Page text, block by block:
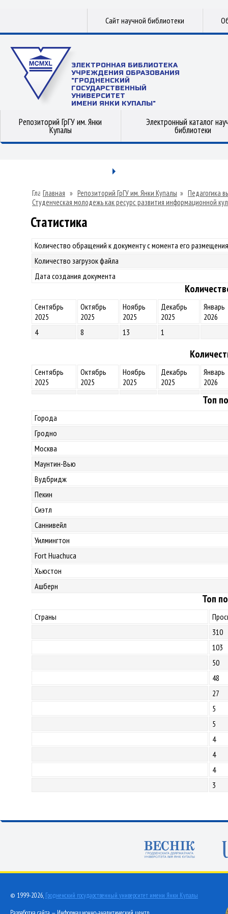
Сайт научной библиотеки
ЭЛЕКТРОННАЯ БИБЛИОТЕКА
УЧРЕЖДЕНИЯ ОБРАЗОВАНИЯ
"ГРОДНЕНСКИЙ
ГОСУДАРСТВЕННЫЙ
УНИВЕРСИТЕТ
ИМЕНИ ЯНКИ КУПАЛЫ"
Репозиторий ГрГУ им. Янки
Купалы
Электронный каталог
библиотеки
Главная » Репозиторий ГрГУ им. Янки Купалы » Педагогика
Студенческая молодежь как ресурс развития информационной
Статистика
Количество обращений к документу с момента его
Количество загрузок файла
Дата создания документа
Сентябрь
2025
Октябрь
2025
Ноябрь
2025
Декабрь
2025
Январь
2026
4
8 13 1
Сентябрь
2025
Октябрь
2025
Ноябрь
2025
Декабрь
2025
Январь
2026
Топ
Города
Гродно
Москва
Маунтин-Вью
Вудбридж
Пекин
Сиэтл
Саннивейл
Уилмингтон
Fort Huachuca
Хьюстон
Ашберн
Топ
Страны
310
103
50
48
27
5
5
4
4
4
3
© 1999-2026, Гродненский государственный университет имени Янки Купалы